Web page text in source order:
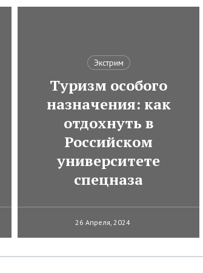
Экстрим
Туризм особого
назначения: как
отдохнуть в
Российском
университете
спецназа
26 Апреля, 2024